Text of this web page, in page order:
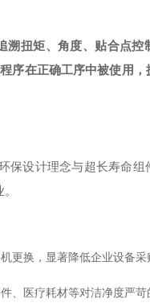
溯扭矩、角度、贴合点控
序在正确工序中被使用
保设计理念与超长寿命组
更换，显著降低企业设备采
、医疗耗材等对洁净度严苛